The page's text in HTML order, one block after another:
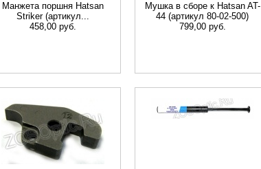
Манжета поршня Hatsan
Striker (артикул...
458,00 руб.
Мушка в сборе к Hatsan AT-
44 (артикул 80-02-500)
799,00 руб.